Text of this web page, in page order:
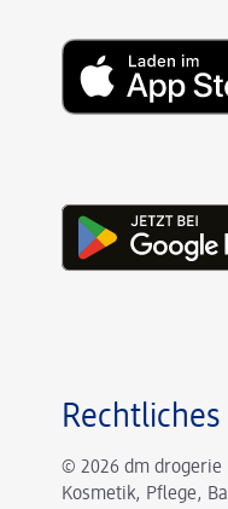
Rechtliches
© 2026 dm drogerie
Kosmetik, Pflege,